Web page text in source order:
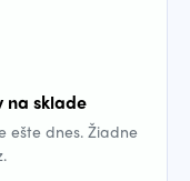
na sklade
ešte dnes. Žiadne